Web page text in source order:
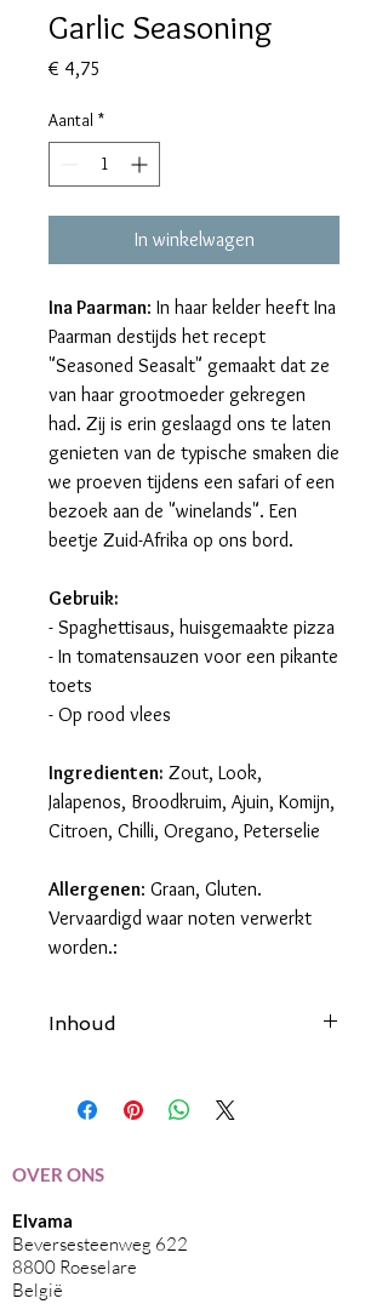
Garlic Seasoning
€ 4,75
Aantal *
In winkelwagen
Ina Paarman: In haar kelder heeft Ina
Paarman destijds het recept
"Seasoned Seasalt" gemaakt dat ze
van haar grootmoeder gekregen
had. Zij is erin geslaagd ons te laten
genieten van de typische smaken die
we proeven tijdens een safari of een
bezoek aan de "winelands". Een
beetje Zuid-Afrika op ons bord.
Gebruik:
- Spaghettisaus, huisgemaakte pizza
- In tomatensauzen voor een pikante
toets
- Op rood vlees
Ingredienten: Zout, Look,
Jalapenos, Broodkruim, Ajuin, Komijn,
Citroen, Chilli, Oregano, Peterselie
Allergenen: Graan, Gluten.
Vervaardigd waar noten verwerkt
worden.:
Inhoud
OVER ONS
Elvama
Beversesteenweg 622
8800 Roeselare
België